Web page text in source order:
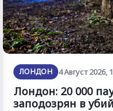
ЛОНДОН 4 Август 2026,
Лондон: 20 000
заподозрян в